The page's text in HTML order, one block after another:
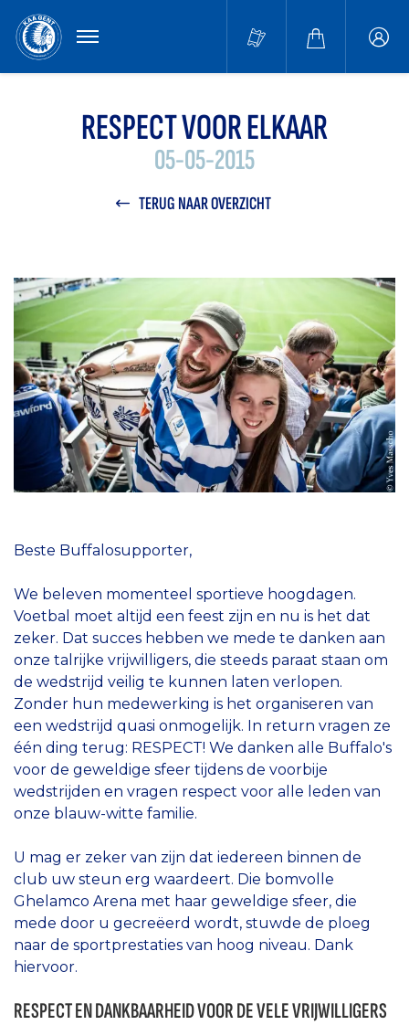
MENU
RESPECT VOOR ELKAAR
05-05-2015
TERUG NAAR OVERZICHT
Beste Buffalosupporter,
We beleven momenteel sportieve hoogdagen.
Voetbal moet altijd een feest zijn en nu is het dat
zeker. Dat succes hebben we mede te danken aan
onze talrijke vrijwilligers, die steeds paraat staan om
de wedstrijd veilig te kunnen laten verlopen.
Zonder hun medewerking is het organiseren van
een wedstrijd quasi onmogelijk. In return vragen ze
één ding terug: RESPECT! We danken alle Buffalo's
voor de geweldige sfeer tijdens de voorbije
wedstrijden en vragen respect voor alle leden van
onze blauw-witte familie.
U mag er zeker van zijn dat iedereen binnen de
club uw steun erg waardeert. Die bomvolle
Ghelamco Arena met haar geweldige sfeer, die
mede door u gecreëerd wordt, stuwde de ploeg
naar de sportprestaties van hoog niveau. Dank
hiervoor.
RESPECT EN DANKBAARHEID VOOR DE VELE VRIJWILLIGERS